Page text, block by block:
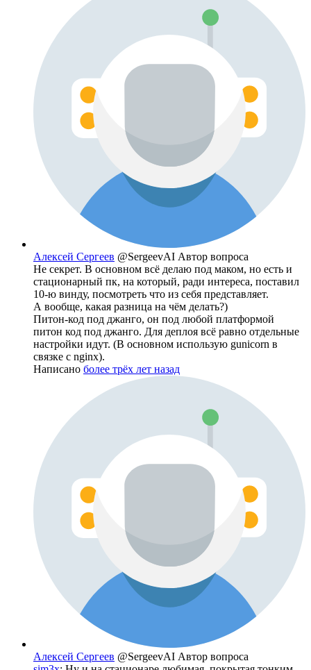
Алексей Сергеев @SergeevAI Автор вопроса
Не секрет. В основном всё делаю под маком, но есть и
стационарный пк, на который, ради интереса, поставил
10-ю винду, посмотреть что из себя представляет.
А вообще, какая разница на чём делать?)
Питон-код под джанго, он под любой платформой
питон код под джанго. Для деплоя всё равно отдельные
настройки идут. (В основном использую gunicorn в
связке с nginx).
Написано более трёх лет назад
Алексей Сергеев @SergeevAI Автор вопроса